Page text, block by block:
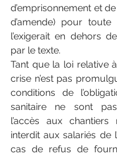
d’emprisonnement et
d’amende) pour
l’exigerait en dehors
par le texte.
Tant que la loi relative
crise n’est pas
conditions de
sanitaire ne sont
l’accès aux
interdit aux salariés de
cas de refus de